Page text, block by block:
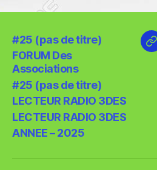
#25 (pas de titre)
FORUM Des
Associations
#25 (pas de titre)
LECTEUR RADIO 3DES
LECTEUR RADIO 3DES
ANNEE – 2025